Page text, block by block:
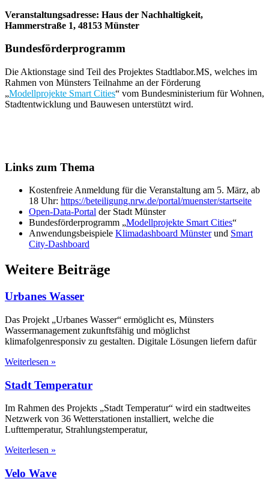
Veranstaltungsadresse: Haus der Nachhaltigkeit,
Hammerstraße 1, 48153 Münster
Bundesförderprogramm
Die Aktionstage sind Teil des Projektes Stadtlabor.MS, welches im
Rahmen von Münsters Teilnahme an der Förderung
„Modellprojekte Smart Cities“ vom Bundesministerium für Wohnen,
Stadtentwicklung und Bauwesen unterstützt wird.
Links zum Thema
Kostenfreie Anmeldung für die Veranstaltung am 5. März, ab
18 Uhr: https://beteiligung.nrw.de/portal/muenster/startseite
Open-Data-Portal der Stadt Münster
Bundesförderprogramm „Modellprojekte Smart Cities“
Anwendungsbeispiele Klimadashboard Münsterund Smart
City-Dashboard
Weitere Beiträge
Urbanes Wasser
Das Projekt „Urbanes Wasser“ ermöglicht es, Münsters
Wassermanagement zukunftsfähig und möglichst
klimafolgenresponsiv zu gestalten. Digitale Lösungen liefern dafür
Weiterlesen »
Stadt Temperatur
Im Rahmen des Projekts „Stadt Temperatur“ wird ein stadtweites
Netzwerk von 36 Wetterstationen installiert, welche die
Lufttemperatur, Strahlungstemperatur,
Weiterlesen »
Velo Wave